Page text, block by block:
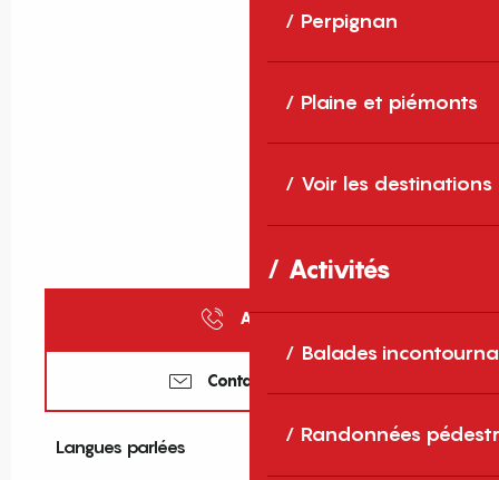
Perpignan
Plaine et piémonts
Voir les destinations
Activités
Balades
Randonnées
Appeler
Contactez-nous
Langues parlées
Langues parlées